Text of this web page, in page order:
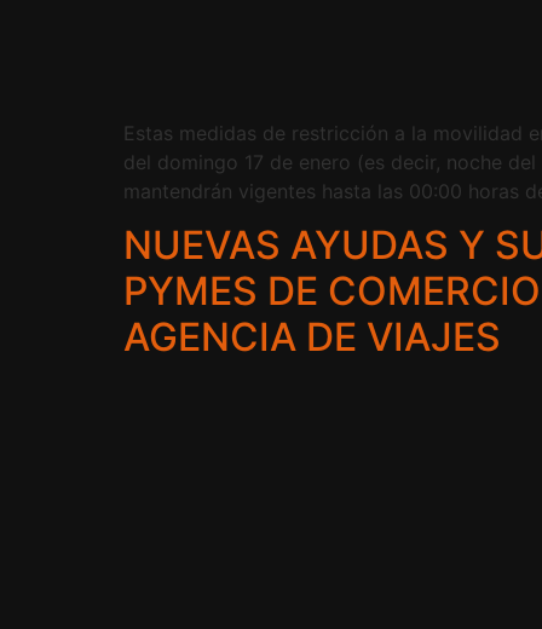
Estas medidas de restricción a la movilidad
del domingo 17 de enero (es decir, noche
mantendrán vigentes hasta las 00:00 horas
NUEVAS AYUDAS Y
PYMES DE
AGENCIA DE VIAJES